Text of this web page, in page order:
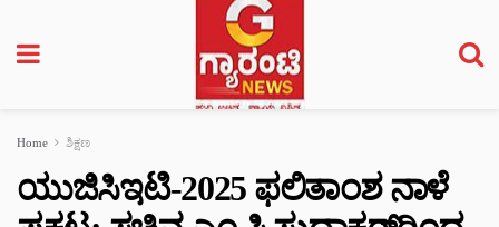
Home ಶಿಕ್ಷಣ
ಯುಜಿಸಿಇಟಿ-2025 ಫಲಿತಾಂಶ ನಾಳೆ